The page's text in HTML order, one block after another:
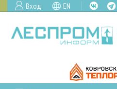
Вход EN